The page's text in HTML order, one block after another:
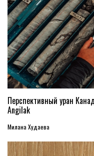
Перспективный уран
Angilak
Милана Худаева